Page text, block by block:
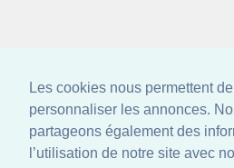
Les cookies nous permettent de
personnaliser les annonces.
partageons également des
l’utilisation de notre site avec